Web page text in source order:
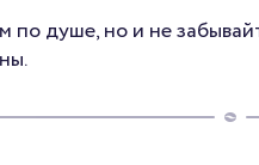
по душе, но и не